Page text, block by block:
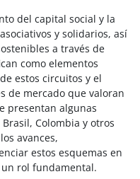
del capital social y la
y solidarios, así
a través de
como elementos
estos circuitos y el
de mercado que valoran
presentan algunas
Colombia y otros
avances,
estos esquemas en
rol fundamental.